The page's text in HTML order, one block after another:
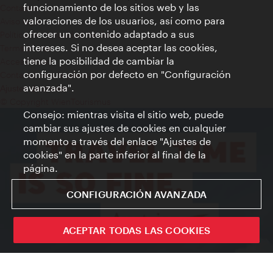
Contacto
Aviso legal
Política de privacidad de datos
Terms of Use
Accesibilidad
Contacto para la prensa
Ajustes de cookie
funcionamiento de los sitios web y las
valoraciones de los usuarios, así como para
ofrecer un contenido adaptado a sus
intereses. Si no desea aceptar las cookies,
tiene la posibilidad de cambiar la
configuración por defecto en "Configuración
avanzada".
Consejo: mientras visita el sitio web, puede
cambiar sus ajustes de cookies en cualquier
momento a través del enlace "Ajustes de
cookies" en la parte inferior al final de la
página.
CONFIGURACIÓN AVANZADA
ACEPTAR TODAS LAS COOKIES